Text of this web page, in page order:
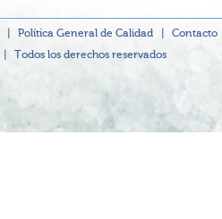
Política General de Calidad
Contacto
Todos los derechos reservados